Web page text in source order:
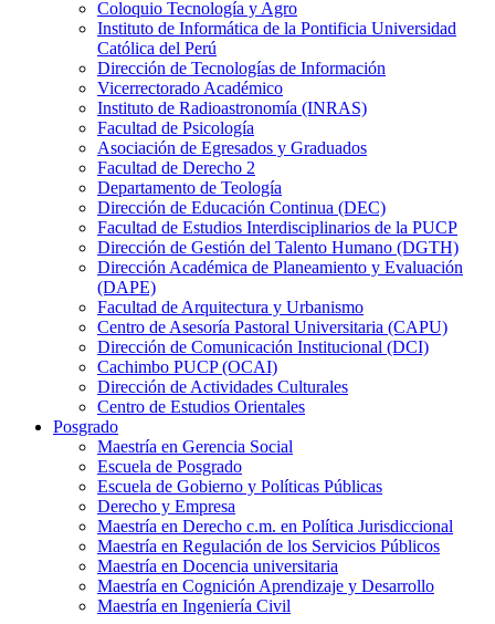
Coloquio Tecnología y Agro
Instituto de Informática de la Pontificia Universidad
Católica del Perú
Dirección de Tecnologías de Información
Vicerrectorado Académico
Instituto de Radioastronomía (INRAS)
Facultad de Psicología
Asociación de Egresados y Graduados
Facultad de Derecho 2
Departamento de Teología
Dirección de Educación Continua (DEC)
Facultad de Estudios Interdisciplinarios de la PUCP
Dirección de Gestión del Talento Humano (DGTH)
Dirección Académica de Planeamiento y Evaluación
(DAPE)
Facultad de Arquitectura y Urbanismo
Centro de Asesoría Pastoral Universitaria (CAPU)
Dirección de Comunicación Institucional (DCI)
Cachimbo PUCP (OCAI)
Dirección de Actividades Culturales
Centro de Estudios Orientales
Posgrado
Maestría en Gerencia Social
Escuela de Posgrado
Escuela de Gobierno y Políticas Públicas
Derecho y Empresa
Maestría en Derecho c.m. en Política Jurisdiccional
Maestría en Regulación de los Servicios Públicos
Maestría en Docencia universitaria
Maestría en Cognición Aprendizaje y Desarrollo
Maestría en Ingeniería Civil